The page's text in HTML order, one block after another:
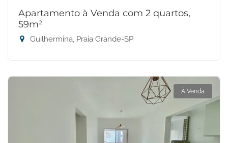
Apartamento à Venda com 2 quartos,
59m²
Guilhermina, Praia Grande-SP
À Venda